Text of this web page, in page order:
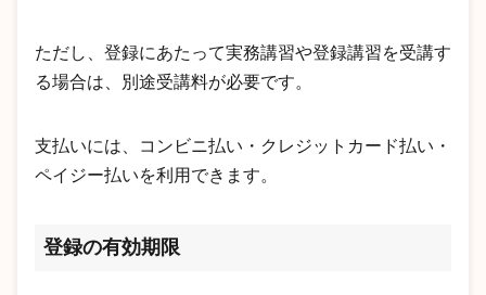
ただし、登録にあたって実務講習や登録講習を受講す
る場合は、別途受講料が必要です。
支払いには、コンビニ払い・クレジットカード払い・
ペイジー払いを利用できます。
登録の有効期限